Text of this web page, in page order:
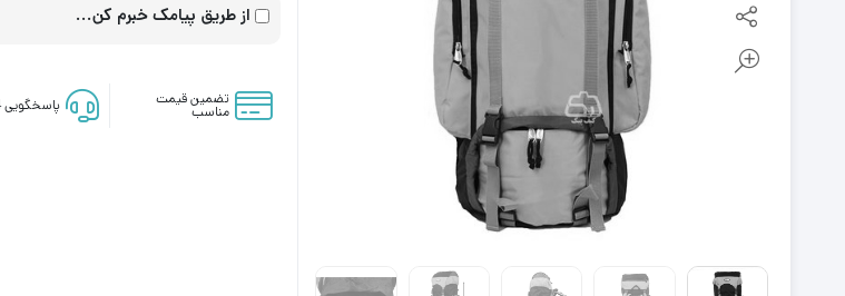
از طریق پیامک خبرم کن...
تضمین قیمت
مناسب پاسخگویی 24 ساعته